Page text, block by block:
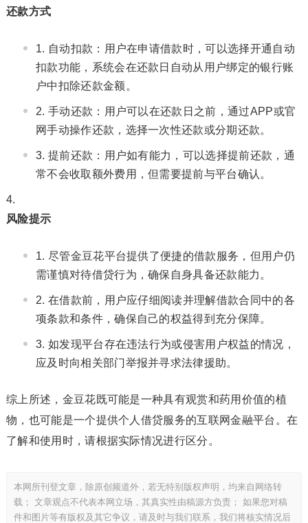
还款方式
自动扣款：用户在申请借款时，可以选择开通自动
扣款功能，系统会在还款日自动从用户绑定的银行账
户中扣除还款金额。
手动还款：用户可以在还款日之前，通过APP或官
网手动操作还款，选择一次性还款或分期还款。
提前还款：用户如有能力，可以选择提前还款，通
常不会收取额外费用，但需要提前与平台确认。
风险提示
尽管金豆花平台提供了便捷的借款服务，但用户仍
需谨慎对待借贷行为，确保自身具备还款能力。
在借款前，用户应仔细阅读并理解借款合同中的各
项条款和条件，确保自己的权益得到充分保障。
如发现平台存在违法行为或侵害用户权益的情况，
应及时向相关部门举报并寻求法律援助。
综上所述，金豆花既可能是一种具有观赏和药用价值的植
物，也可能是一个提供个人借贷服务的互联网金融平台。在
了解和使用时，请根据实际情况进行区分。
本网所刊登文章，除原创频道外，若无特别版权声明，均来自网络转
载； 文章观点不代表本网立场，其真实性由稿源方负责； 如果您对稿
件和图片等有版权及其它争议，请及时与我们联系，我们将核实情况后